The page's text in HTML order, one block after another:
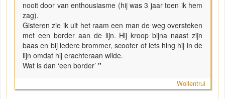
nooit door van enthousiasme (hij was 3 jaar toen ik hem
zag).
Gisteren zie ik uit het raam een man de weg oversteken
met een border aan de lijn. Hij kroop bijna naast zijn
baas en bij iedere brommer, scooter of iets hing hij in de
lijn omdat hij erachteraan wilde.
Wat is dan ‘een border’ "
Wollentrui